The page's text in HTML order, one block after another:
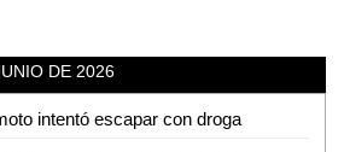
DE 2026
intentó escapar con droga